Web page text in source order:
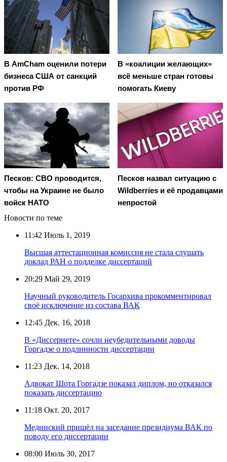
В AmCham оценили потери
бизнеса США от санкций
против РФ
В «коалиции желающих»
всё меньше стран готовы
помогать Киеву
Песков: СВО проводится,
чтобы на Украине не было
войск НАТО
Песков назвал ситуацию с
Wildberries и её продавцами
непростой
Новости по теме
11:42 Июль 1, 2019
Высшая аттестационная комиссия не стала слушать
доклад РАН о подделке диссертаций
20:29 Май 29, 2019
Научный руководитель Госархива прокомментировал
своё исключение из состава ВАК
12:45 Дек. 16, 2018
В «Диссернете» сочли неубедительными доводы
Горгадзе о подлинности диссертации
11:23 Дек. 14, 2018
Адвокат Шота Горгадзе показал диплом, но отказался
показать диссертацию
11:18 Окт. 20, 2017
Мединский пришёл на заседание президиума ВАК по
поводу его диссертации
08:00 Июль 30, 2017